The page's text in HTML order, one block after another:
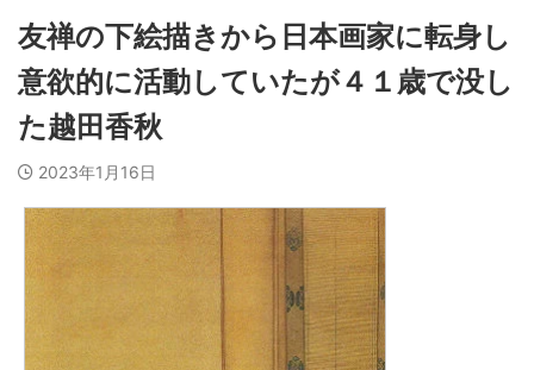
友禅の下絵描きから日本画家に転身し
意欲的に活動していたが４１歳で没し
た越田香秋
2023年1月16日